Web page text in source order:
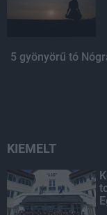
5 gyönyörű tó
KIEMELT